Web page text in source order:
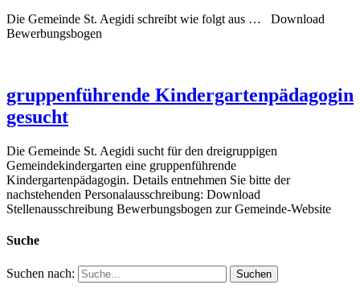
Die Gemeinde St. Aegidi schreibt wie folgt aus … Download
Bewerbungsbogen
gruppenführende Kindergartenpädagogin
gesucht
Die Gemeinde St. Aegidi sucht für den dreigruppigen
Gemeindekindergarten eine gruppenführende
Kindergartenpädagogin. Details entnehmen Sie bitte der
nachstehenden Personalausschreibung: Download
Stellenausschreibung Bewerbungsbogen zur Gemeinde-Website
Suche
Suchen nach: